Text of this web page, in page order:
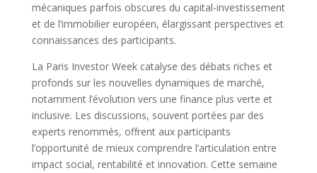
mécaniques parfois obscures du capital-investissement
et de l’immobilier européen, élargissant perspectives et
connaissances des participants.
La Paris Investor Week catalyse des débats riches et
profonds sur les nouvelles dynamiques de marché,
notamment l’évolution vers une finance plus verte et
inclusive. Les discussions, souvent portées par des
experts renommés, offrent aux participants
l’opportunité de mieux comprendre l’articulation entre
impact social, rentabilité et innovation. Cette semaine